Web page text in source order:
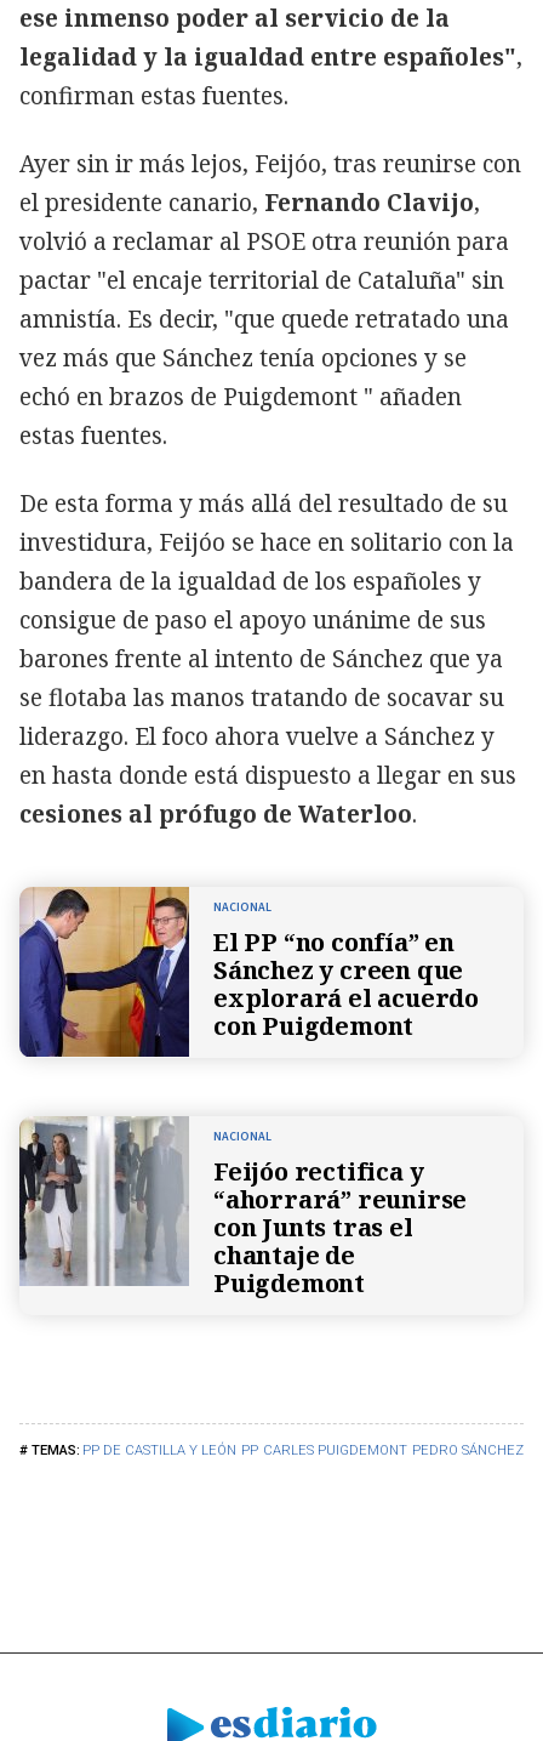
PP DE CASTILLA Y LEÓN PP CARLES PUIGDEMONT PEDRO SÁNCHEZ
ese inmenso poder al servicio de la
legalidad y la igualdad entre españoles",
confirman estas fuentes.
Ayer sin ir más lejos, Feijóo, tras reunirse con
el presidente canario, Fernando Clavijo,
volvió a reclamar al PSOE otra reunión para
pactar "el encaje territorial de Cataluña" sin
amnistía. Es decir, "que quede retratado una
vez más que Sánchez tenía opciones y se
echó en brazos de Puigdemont " añaden
estas fuentes.
De esta forma y más allá del resultado de su
investidura, Feijóo se hace en solitario con la
bandera de la igualdad de los españoles y
consigue de paso el apoyo unánime de sus
barones frente al intento de Sánchez que ya
se flotaba las manos tratando de socavar su
liderazgo. El foco ahora vuelve a Sánchez y
en hasta donde está dispuesto a llegar en sus
cesiones al prófugo de Waterloo.
NACIONAL
El PP “no confía” en
Sánchez y creen que
explorará el acuerdo
con Puigdemont
NACIONAL
Feijóo rectifica y
“ahorrará” reunirse
con Junts tras el
chantaje de
Puigdemont